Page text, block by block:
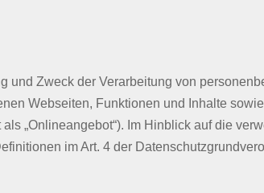
Zweck der Verarbeitung von
Webseiten, Funktionen und Inhalte
„Onlineangebot“). Im Hinblick auf die
im Art. 4 der